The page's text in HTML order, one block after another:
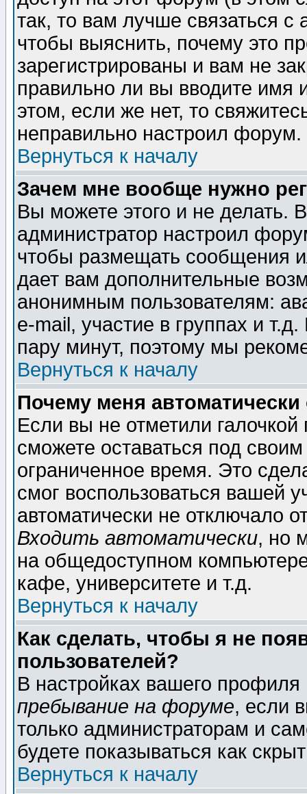
так, то вам лучше связаться
чтобы выяснить, почему это
зарегистрированы и вам не
правильно ли вы вводите
этом, если же нет, то
неправильно настроил форум.
Вернуться к началу
Зачем мне вообще нужно
Вы можете этого и не делать.
администратор настроил
чтобы размещать сообщения
дает вам дополнительные
анонимным пользователям:
e-mail, участие в группах и
пару минут, поэтому мы
Вернуться к началу
Почему меня автоматически
Если вы не отметили галочкой
сможете оставаться под
ограниченное время. Это
смог воспользоваться вашей
автоматически не отключало
Входить автоматически, но
на общедоступном
кафе, университете и т.д.
Вернуться к началу
Как сделать, чтобы я не
пользователей?
В настройках вашего
пребывание на форуме, если
только администраторам и
будете показываться как
Вернуться к началу